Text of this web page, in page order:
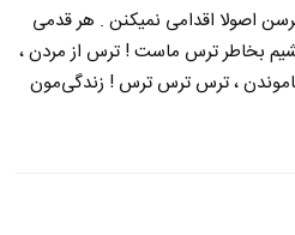
اصولا اقدامی نمیکنن . هر قدمی
بخاطر ترس ماست ! ترس از مردن ،
، ترس ترس ترس ! زندگی‌مون